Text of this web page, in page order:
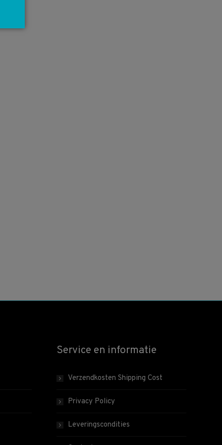
Service en informatie
Verzendkosten Shipping Cost
Privacy Policy
Leveringscondities